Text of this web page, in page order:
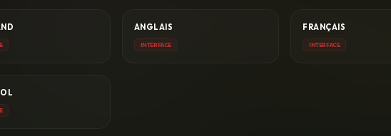
ANGLAIS
INTERFACE
FRANÇAIS
INTERFACE